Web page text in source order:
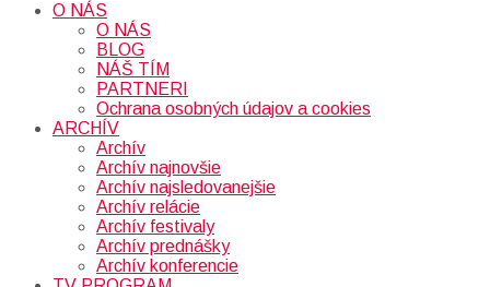
O NÁS
O NÁS
BLOG
NÁŠ TÍM
PARTNERI
Ochrana osobných údajov a cookies
ARCHÍV
Archív
Archív najnovšie
Archív najsledovanejšie
Archív relácie
Archív festivaly
Archív prednášky
Archív konferencie